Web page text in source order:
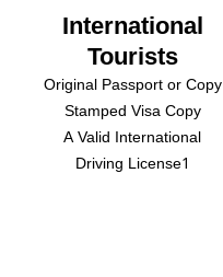
International
Tourists
Original Passport or Copy
Stamped Visa Copy
A Valid International
Driving License1